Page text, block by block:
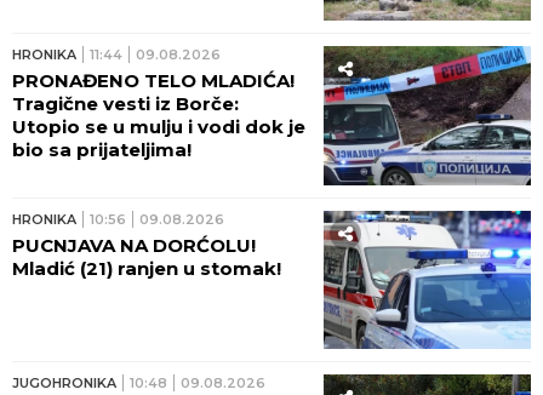
HRONIKA 11:44 09.08.2026
PRONAĐENO TELO MLADIĆA!
Tragične vesti iz Borče:
Utopio se u mulju i vodi dok je
bio sa prijateljima!
HRONIKA 10:56 09.08.2026
PUCNJAVA NA DORĆOLU!
Mladić (21) ranjen u stomak!
JUGOHRONIKA 10:48 09.08.2026